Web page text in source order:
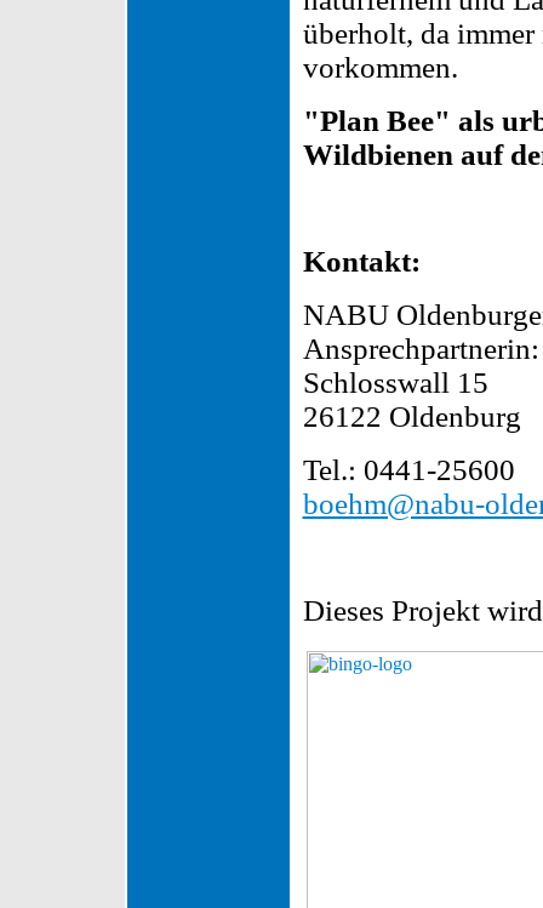
überholt, da
vorkommen.
"Plan Bee" als
Wildbienen auf
Kontakt:
NABU
Schlosswall 15
26122 Oldenburg
Tel.: 0441-25600
boehm@nabu-
Dieses Projekt